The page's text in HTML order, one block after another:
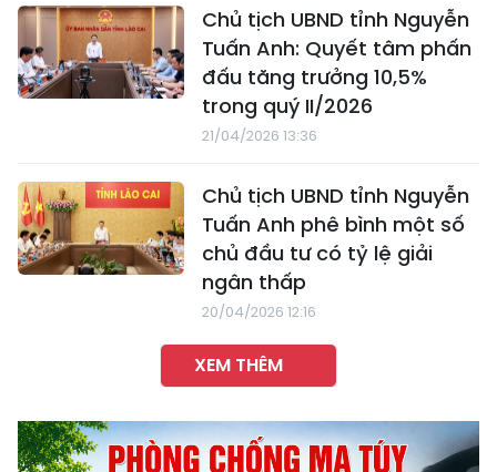
Chủ tịch UBND tỉnh Nguyễn
Tuấn Anh: Quyết tâm phấn
đấu tăng trưởng 10,5%
trong quý II/2026
21/04/2026 13:36
Chủ tịch UBND tỉnh Nguyễn
Tuấn Anh phê bình một số
chủ đầu tư có tỷ lệ giải
ngân thấp
20/04/2026 12:16
XEM THÊM